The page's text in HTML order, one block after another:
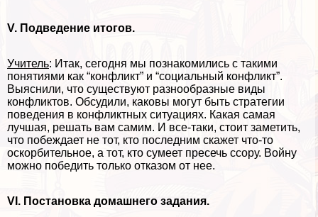
V. Подведение итогов.
Учитель: Итак, сегодня мы познакомились с такими
понятиями как “конфликт” и “социальный конфликт”.
Выяснили, что существуют разнообразные виды
конфликтов. Обсудили, каковы могут быть стратегии
поведения в конфликтных ситуациях. Какая самая
лучшая, решать вам самим. И все-таки, стоит заметить,
что побеждает не тот, кто последним скажет что-то
оскорбительное, а тот, кто сумеет пресечь ссору. Войну
можно победить только отказом от нее.
VI. Постановка домашнего задания.